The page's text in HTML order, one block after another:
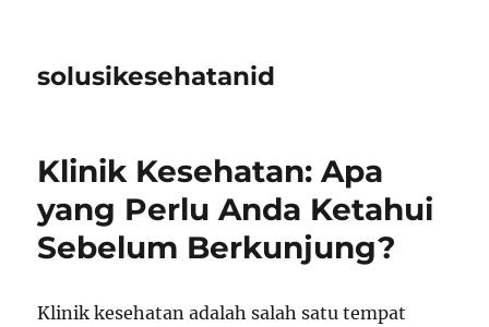
solusikesehatanid
Klinik Kesehatan: Apa
yang Perlu Anda Ketahui
Sebelum Berkunjung?
Klinik kesehatan adalah salah satu tempat